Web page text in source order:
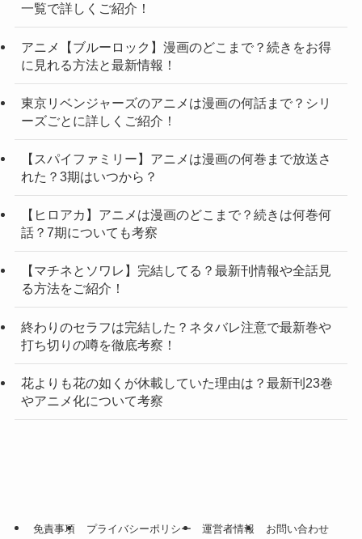
一覧で詳しくご紹介！
アニメ【ブルーロック】漫画のどこまで？続きをお得
に見れる方法と最新情報！
東京リベンジャーズのアニメは漫画の何話まで？シリ
ーズごとに詳しくご紹介！
【スパイファミリー】アニメは漫画の何巻まで放送さ
れた？3期はいつから？
【ヒロアカ】アニメは漫画のどこまで？続きは何巻何
話？7期についても考察
【マチネとソワレ】完結してる？最新刊情報や全話見
る方法をご紹介！
終わりのセラフは完結した？ネタバレ注意で最新巻や
打ち切りの噂を徹底考察！
花よりも花の如くが休載していた理由は？最新刊23巻
やアニメ化について考察
免責事項 プライバシーポリシー 運営者情報 お問い合わせ